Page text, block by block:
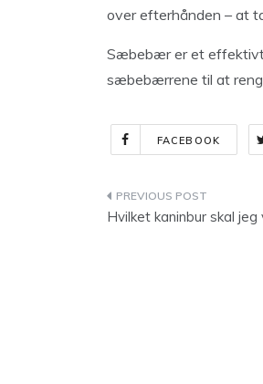
over efterhånden – at
Sæbebær er et effektivt
sæbebærrene til at
FACEBOOK
Hvilket kaninbur skal